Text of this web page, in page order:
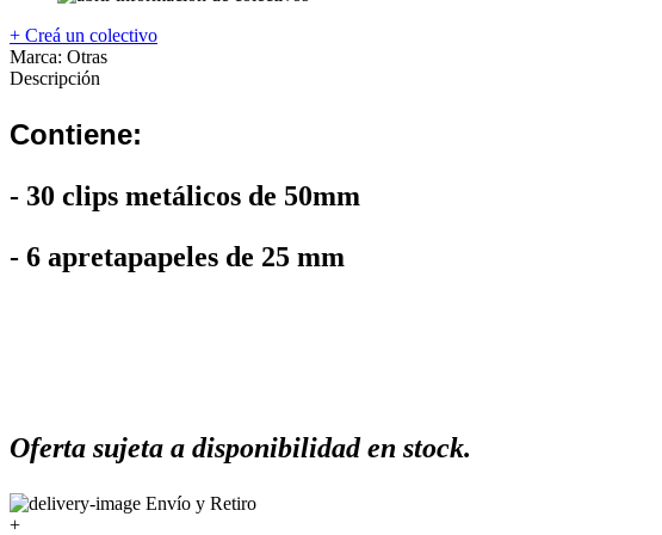
+ Creá un colectivo
Marca: Otras
Descripción
Contiene:
- 30 clips metálicos de 50mm
- 6 apretapapeles de 25 mm
Oferta sujeta a disponibilidad en stock.
Envío y Retiro
+